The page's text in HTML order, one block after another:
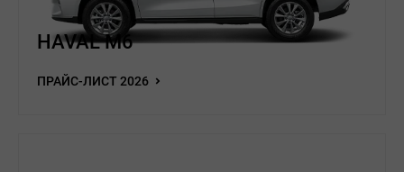
HAVAL M6
ПРАЙС-ЛИСТ 2026